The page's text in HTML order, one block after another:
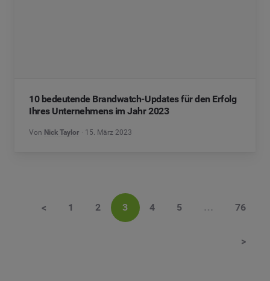
10 bedeutende Brandwatch-Updates für den Erfolg
Ihres Unternehmens im Jahr 2023
Von Nick Taylor 15. März 2023
< 1 2 3 4 5 … 76
>